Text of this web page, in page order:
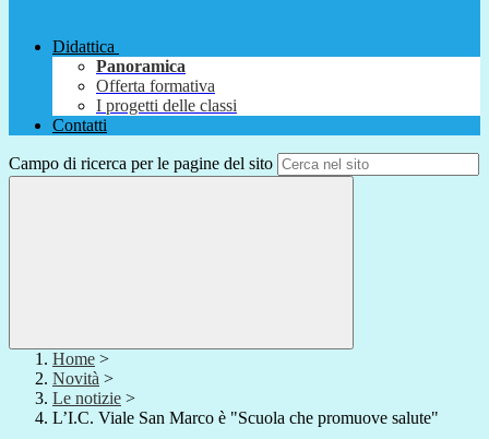
Didattica
Panoramica
Offerta formativa
I progetti delle classi
Contatti
Campo di ricerca per le pagine del sito
Home >
Novità >
Le notizie >
L’I.C. Viale San Marco è "Scuola che promuove salute"